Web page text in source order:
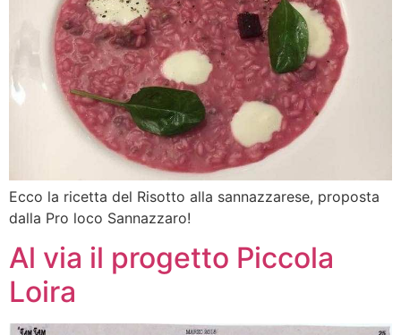
Ecco la ricetta del Risotto alla sannazzarese, proposta
dalla Pro loco Sannazzaro!
Al via il progetto Piccola
Loira